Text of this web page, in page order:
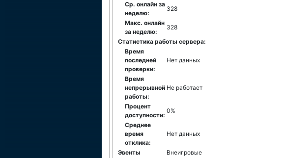
Ср. онлайн за
неделю:
328
Макс. онлайн
за неделю:
328
Статистика работы сервера:
Время
последней
проверки:
Нет данных
Время
непрерывной
работы:
Не работает
Процент
доступности:
0%
Среднее
время
отклика:
Нет данных
Эвенты
Внеигровые